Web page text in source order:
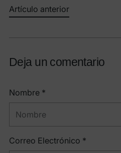
Artículo anterior
Deja un comentario
Nombre *
Correo Electrónico *